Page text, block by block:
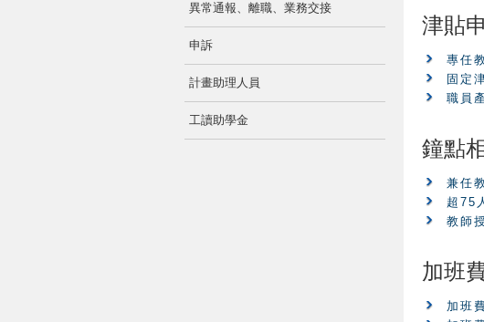
異常通報、離職、業務交接
申訴
計畫助理人員
工讀助學金
津貼
專任
固定
職員
鐘點
兼任
超75
教師
加班
加班